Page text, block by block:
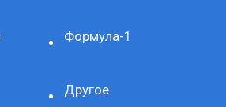
Формула-1
Другое